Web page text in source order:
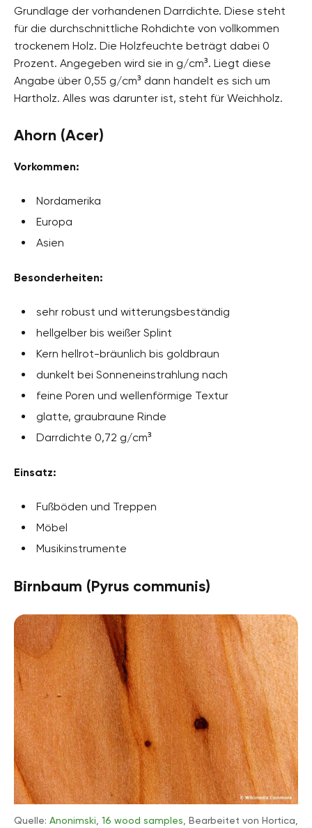
Grundlage der vorhandenen Darrdichte. Diese steht
für die durchschnittliche Rohdichte von vollkommen
trockenem Holz. Die Holzfeuchte beträgt dabei 0
Prozent. Angegeben wird sie in g/cm³. Liegt diese
Angabe über 0,55 g/cm³ dann handelt es sich um
Hartholz. Alles was darunter ist, steht für Weichholz.
Ahorn (Acer)
Vorkommen:
Nordamerika
Europa
Asien
Besonderheiten:
sehr robust und witterungsbeständig
hellgelber bis weißer Splint
Kern hellrot-bräunlich bis goldbraun
dunkelt bei Sonneneinstrahlung nach
feine Poren und wellenförmige Textur
glatte, graubraune Rinde
Darrdichte 0,72 g/cm³
Einsatz:
Fußböden und Treppen
Möbel
Musikinstrumente
Birnbaum (Pyrus communis)
Quelle: Anonimski, 16 wood samples, Bearbeitet von Hortica,